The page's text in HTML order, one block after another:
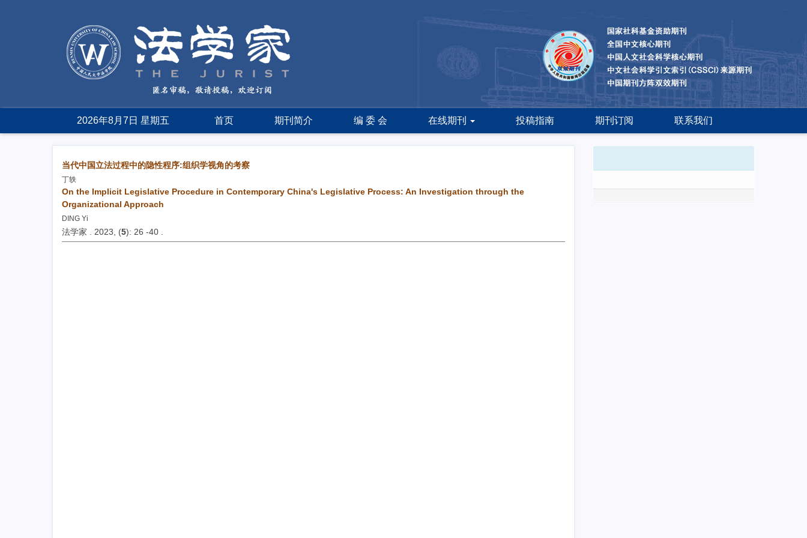
2026年8月7日 星期五 首页 期刊简介 编 委 会 在线期刊 投稿指南 期刊订阅 联系我们
当代中国立法过程中的隐性程序:组织学视角的考察
丁轶
On the Implicit Legislative Procedure in Contemporary China's Legislative Process: An Investigation through the
Organizational Approach
DING Yi
法学家 . 2023, (5): 26 -40 .